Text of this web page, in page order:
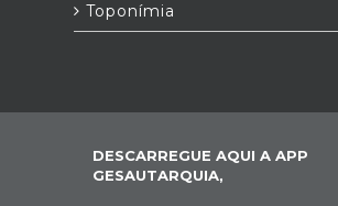
Toponímia
DESCARREGUE AQUI A APP
GESAUTARQUIA,